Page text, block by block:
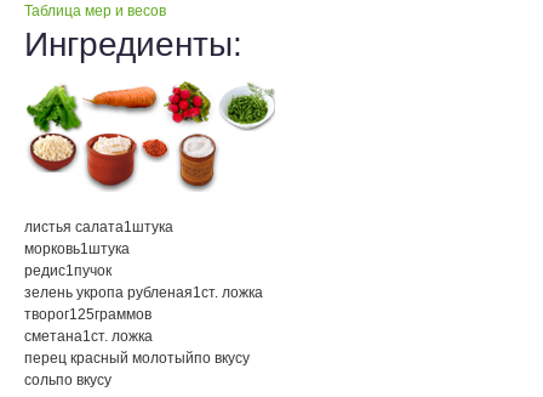
Таблица мер и весов
Ингредиенты:
листья салата1штука
морковь1штука
редис1пучок
зелень укропа рубленая1ст. ложка
творог125граммов
сметана1ст. ложка
перец красный молотыйпо вкусу
сольпо вкусу